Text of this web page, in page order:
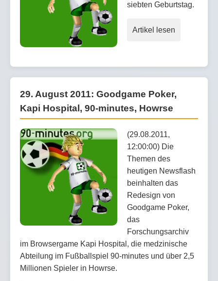
siebten Geburtstag.
Artikel lesen
29. August 2011: Goodgame Poker,
Kapi Hospital, 90-minutes, Howrse
(29.08.2011,
12:00:00) Die
Themen des
heutigen Newsflash
beinhalten das
Redesign von
Goodgame Poker,
das
Forschungsarchiv
im Browsergame Kapi Hospital, die medzinische
Abteilung im Fußballspiel 90-minutes und über 2,5
Millionen Spieler in Howrse.